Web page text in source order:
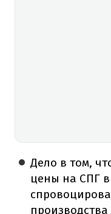
Дело в том,
цены на СПГ